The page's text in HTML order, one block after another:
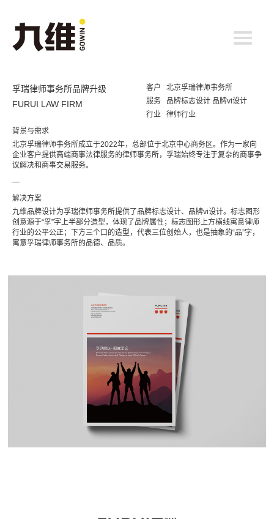
Toggle
孚瑞律师事务所品牌升级
FURUI LAW FIRM
客户
北京孚瑞律师事务所
服务
品牌标志设计 品牌vi设计
行业
律师行业
背景与需求
北京孚瑞律师事务所成立于2022年，总部位于北京中心商务区。作为一家向
企业客户提供高端商事法律服务的律师事务所，孚瑞始终专注于复杂的商事争
议解决和商事交易服务。
—
解决方案
九维品牌设计为孚瑞律师事务所提供了品牌标志设计、品牌vi设计。标志图形
创意源于“孚”字上半部分造型，体现了品牌属性；标志图形上方横线寓意律师
行业的公平公正；下方三个口的造型，代表三位创始人，也是抽象的“品”字，
寓意孚瑞律师事务所的品德、品质。